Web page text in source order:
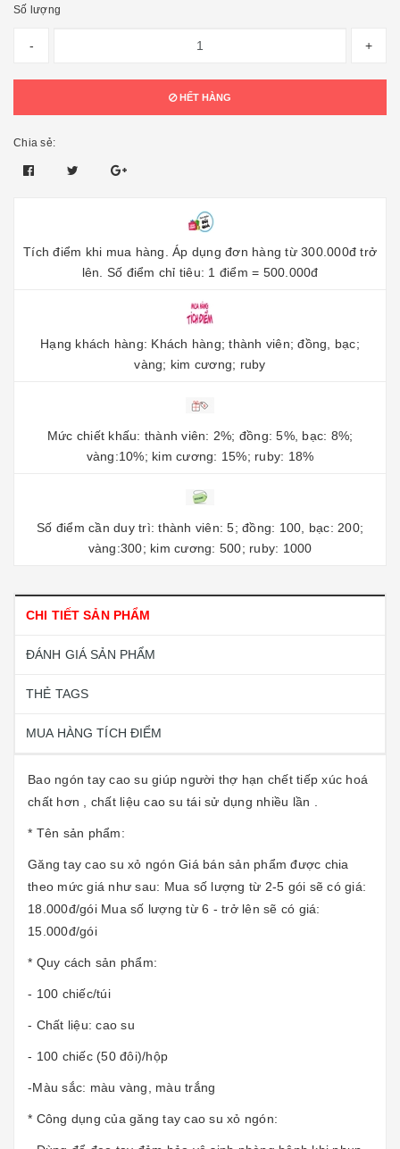
Số lượng
- +
HẾT HÀNG
Chia sẻ:
Tích điểm khi mua hàng. Áp dụng đơn hàng từ 300.000đ trở
lên. Số điểm chỉ tiêu: 1 điểm = 500.000đ
Hạng khách hàng: Khách hàng; thành viên; đồng, bạc;
vàng; kim cương; ruby
Mức chiết khấu: thành viên: 2%; đồng: 5%, bạc: 8%;
vàng:10%; kim cương: 15%; ruby: 18%
Số điểm cần duy trì: thành viên: 5; đồng: 100, bạc: 200;
vàng:300; kim cương: 500; ruby: 1000
CHI TIẾT SẢN PHẨM
ĐÁNH GIÁ SẢN PHẨM
THẺ TAGS
MUA HÀNG TÍCH ĐIỂM
Bao ngón tay cao su giúp người thợ hạn chết tiếp xúc hoá
chất hơn , chất liệu cao su tái sử dụng nhiều lần .
* Tên sản phẩm:
Găng tay cao su xỏ ngón Giá bán sản phẩm được chia
theo mức giá như sau: Mua số lượng từ 2-5 gói sẽ có giá:
18.000đ/gói Mua số lượng từ 6 - trở lên sẽ có giá:
15.000đ/gói
* Quy cách sản phẩm:
- 100 chiếc/túi
- Chất liệu: cao su
- 100 chiếc (50 đôi)/hộp
-Màu sắc: màu vàng, màu trắng
* Công dụng của găng tay cao su xỏ ngón: